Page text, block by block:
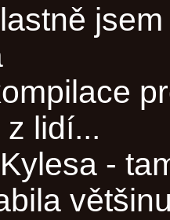
lidí...
-